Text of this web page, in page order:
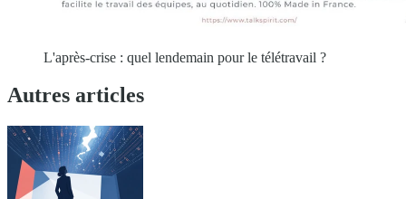
L'après-crise : quel lendemain pour le télétravail ?
Autres articles